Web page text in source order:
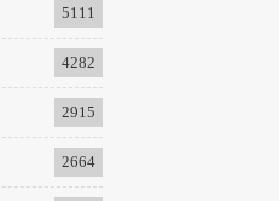
5111
4282
2915
2664